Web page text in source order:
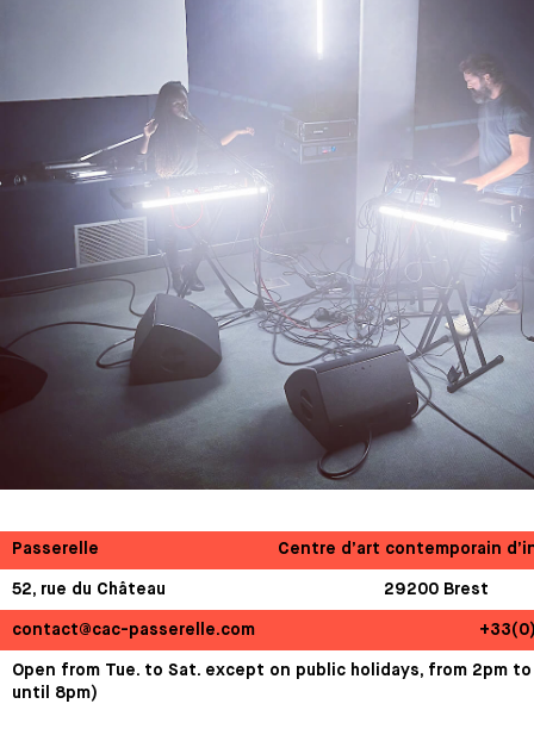
Passerelle Centre d’art contemporain
52, rue du Château 29200 Brest
contact@cac-passerelle.com
Open from Tue. to Sat. except on public holidays, from 2pm to
until 8pm)